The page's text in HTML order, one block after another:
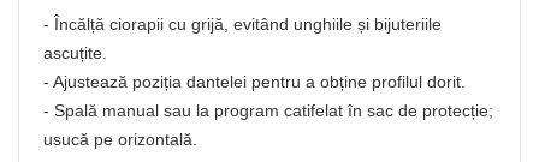
- Încălță ciorapii cu grijă, evitând unghiile și bijuteriile
ascuțite.
- Ajustează poziția dantelei pentru a obține profilul dorit.
- Spală manual sau la program catifelat în sac de protecție;
usucă pe orizontală.